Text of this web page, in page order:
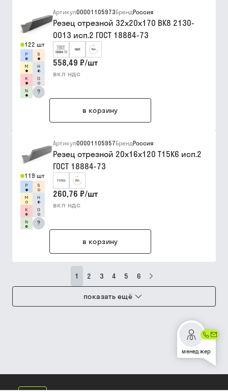
122 шт
?
Артикул00001105973БрендРоссия
Резец отрезной 32х20х170 ВК8 2130-
0013 исп.2 ГОСТ 18884-73
558,49 ₽/шт
вкл ндс
в корзину
119 шт
?
Артикул00001105957БрендРоссия
Резец отрезной 20х16х120 Т15К6 исп.2
ГОСТ 18884-73
260,76 ₽/шт
вкл ндс
в корзину
1 2 3 4 5 6
показать ещё
менеджер